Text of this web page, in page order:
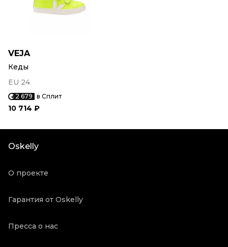
VEJA
Кеды
EU 24
2 679 в Сплит
10 714 ₽
Oskelly
О проекте
Гарантия от Oskelly
Пресса о нас